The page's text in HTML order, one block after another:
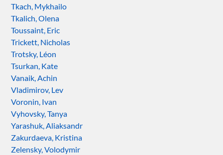
Tkach, Mykhailo
Tkalich, Olena
Toussaint, Eric
Trickett, Nicholas
Trotsky, Léon
Tsurkan, Kate
Vanaik, Achin
Vladimirov, Lev
Voronin, Ivan
Vyhovsky, Tanya
Yarashuk, Aliaksandr
Zakurdaeva, Kristina
Zelensky, Volodymir